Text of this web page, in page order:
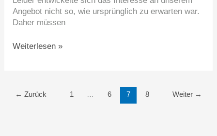
Angebot nicht so, wie ursprünglich zu erwarten war.
Daher müssen
Weiterlesen »
← Zurück 1 … 6 7 8 Weiter →